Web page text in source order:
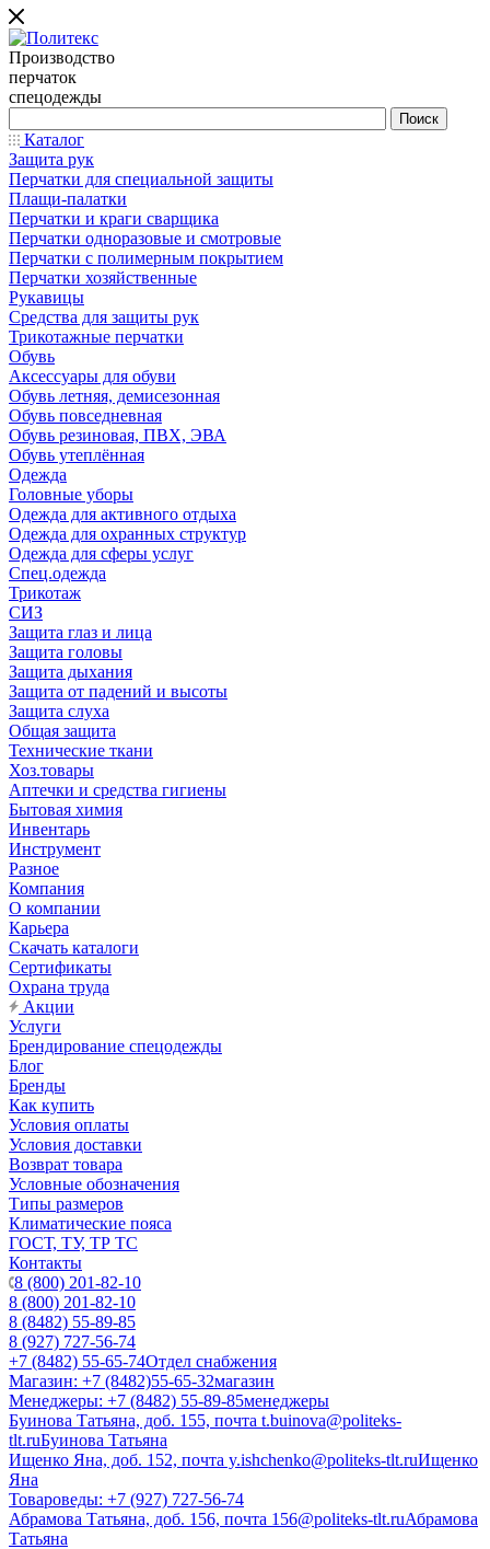
Производство
перчаток
спецодежды
Каталог
Защита рук
Перчатки для специальной защиты
Плащи-палатки
Перчатки и краги сварщика
Перчатки одноразовые и смотровые
Перчатки с полимерным покрытием
Перчатки хозяйственные
Рукавицы
Средства для защиты рук
Трикотажные перчатки
Обувь
Аксессуары для обуви
Обувь летняя, демисезонная
Обувь повседневная
Обувь резиновая, ПВХ, ЭВА
Обувь утеплённая
Одежда
Головные уборы
Одежда для активного отдыха
Одежда для охранных структур
Одежда для сферы услуг
Спец.одежда
Трикотаж
СИЗ
Защита глаз и лица
Защита головы
Защита дыхания
Защита от падений и высоты
Защита слуха
Общая защита
Технические ткани
Хоз.товары
Аптечки и средства гигиены
Бытовая химия
Инвентарь
Инструмент
Разное
Компания
О компании
Карьера
Cкачать каталоги
Сертификаты
Охрана труда
Акции
Услуги
Брендирование спецодежды
Блог
Бренды
Как купить
Условия оплаты
Условия доставки
Возврат товара
Условные обозначения
Типы размеров
Климатические пояса
ГОСТ, ТУ, ТР ТС
Контакты
8 (800) 201-82-10
8 (800) 201-82-10
8 (8482) 55-89-85
8 (927) 727-56-74
+7 (8482) 55-65-74Отдел снабжения
Магазин: +7 (8482)55-65-32магазин
Менеджеры: +7 (8482) 55-89-85менеджеры
Буинова Татьяна, доб. 155, почта t.buinova@politeks-
tlt.ruБуинова Татьяна
Ищенко Яна, доб. 152, почта y.ishchenko@politeks-tlt.ruИщенко
Яна
Товароведы: +7 (927) 727-56-74
Абрамова Татьяна, доб. 156, почта 156@politeks-tlt.ruАбрамова
Татьяна